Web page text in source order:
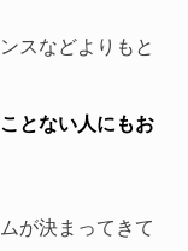
スなどよりもと
とない人にもお
が決まってきて